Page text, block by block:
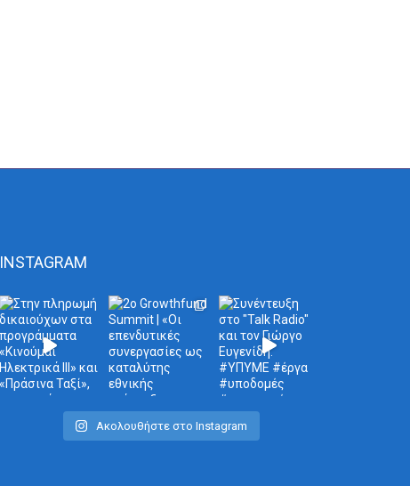
INSTAGRAM
Ακολουθήστε στο Instagram